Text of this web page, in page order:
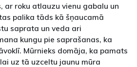
ar roku atlauzu vienu gabalu un
palika tāds kā šņaucamā
saprata un veda ari
kungu pie saprašanas, ka
Mūrnieks domāja, ka pamats
uz tā uzceltu jaunu mūra